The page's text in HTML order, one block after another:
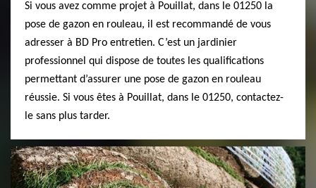
Si vous avez comme projet à Pouillat, dans le 01250 la
pose de gazon en rouleau, il est recommandé de vous
adresser à BD Pro entretien. C’est un jardinier
professionnel qui dispose de toutes les qualifications
permettant d’assurer une pose de gazon en rouleau
réussie. Si vous êtes à Pouillat, dans le 01250, contactez-
le sans plus tarder.